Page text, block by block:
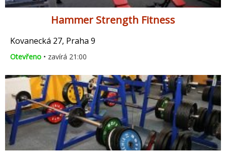
Hammer Strength Fitness
Kovanecká 27, Praha 9
Otevřeno • zavírá 21:00